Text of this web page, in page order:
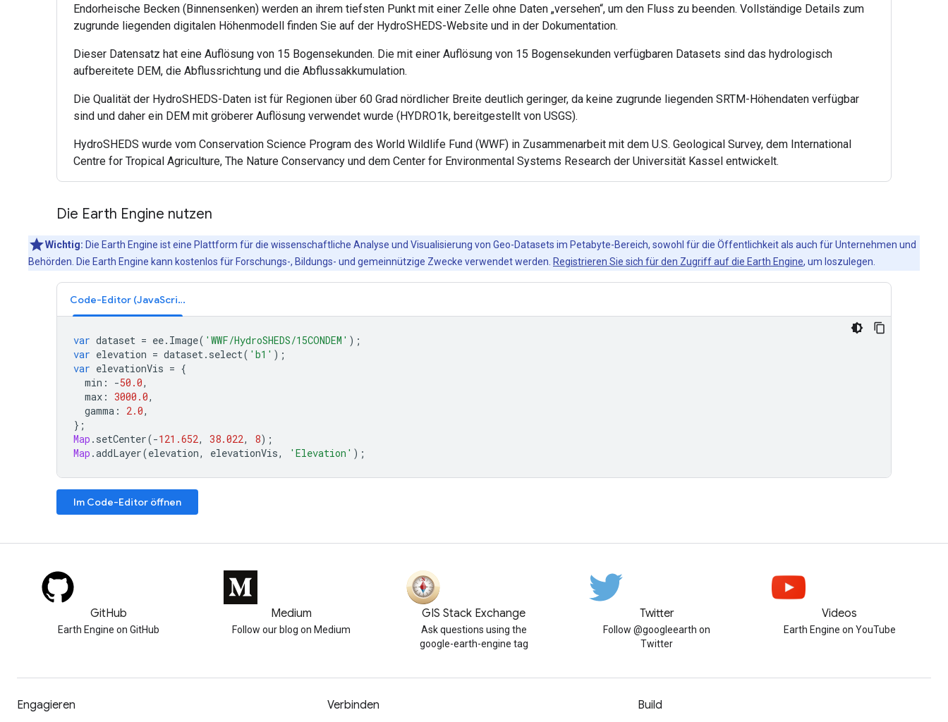
Endorheische Becken (Binnensenken) werden an ihrem tiefsten Punkt mit einer Zelle ohne Daten „versehen“, um den Fluss zu beenden. Vollständige Details zum
zugrunde liegenden digitalen Höhenmodell finden Sie auf der HydroSHEDS-Website und in der Dokumentation.
Dieser Datensatz hat eine Auflösung von 15 Bogensekunden. Die mit einer Auflösung von 15 Bogensekunden verfügbaren Datasets sind das hydrologisch
aufbereitete DEM, die Abflussrichtung und die Abflussakkumulation.
Die Qualität der HydroSHEDS-Daten ist für Regionen über 60 Grad nördlicher Breite deutlich geringer, da keine zugrunde liegenden SRTM-Höhendaten verfügbar
sind und daher ein DEM mit gröberer Auflösung verwendet wurde (HYDRO1k, bereitgestellt von USGS).
HydroSHEDS wurde vom Conservation Science Program des World Wildlife Fund (WWF) in Zusammenarbeit mit dem U.S. Geological Survey, dem International
Centre for Tropical Agriculture, The Nature Conservancy und dem Center for Environmental Systems Research der Universität Kassel entwickelt.
Die Earth Engine nutzen
Wichtig: Die Earth Engine ist eine Plattform für die wissenschaftliche Analyse und Visualisierung von Geo-Datasets im Petabyte-Bereich, sowohl für die Öffentlichkeit als auch für Unternehmen und
Behörden. Die Earth Engine kann kostenlos für Forschungs-, Bildungs- und gemeinnützige Zwecke verwendet werden. Registrieren Sie sich für den Zugriff auf die Earth Engine, um loszulegen.
Code-Editor (JavaScript)
var dataset = ee. Image( 'WWF/HydroSHEDS/15CONDEM' );
var elevation = dataset. select( 'b1' );
var elevationVis = {
min : -50.0,
max : 3000.0,
gamma : 2.0,
};
Map . setCenter(-121.652, 38.022, 8);
Map .addLayer(elevation, elevationVis, 'Elevation' );
Im Code-Editor öffnen
GitHub
Earth Engine on GitHub
Medium
Follow our blog on Medium
GIS Stack Exchange
Ask questions using the
google-earth-engine tag
Twitter
Follow @googleearth on
Twitter
Videos
Earth Engine on YouTube
Engagieren Verbinden Build